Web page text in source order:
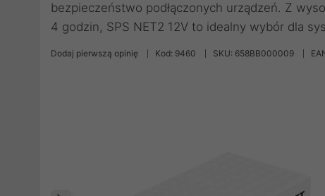
bezpieczeństwo podłączonych urządzeń. Z
4 godzin, SPS NET2 12V to idealny wybór dla
Dodaj pierwszą opinię Kod: 9460 SKU: 658BB000009